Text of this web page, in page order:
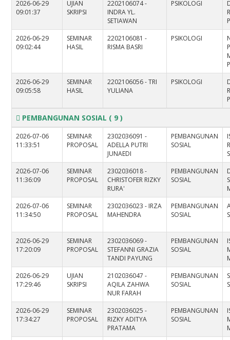
2026-06-29
09:01:37
UJIAN
SKRIPSI
2202106074 -
INDRA YL.
SETIAWAN
PSIKOLOGI
2026-06-29
09:02:44
SEMINAR
HASIL
2202106081 -
RISMA BASRI
PSIKOLOGI
2026-06-29
09:05:58
SEMINAR
HASIL
2202106056 - TRI
YULIANA
PSIKOLOGI
PEMBANGUNAN SOSIAL ( 9 )
2026-07-06
11:33:51
SEMINAR
PROPOSAL
2302036091 -
ADELLA PUTRI
JUNAEDI
PEMBANGUNAN
SOSIAL
2026-07-06
11:36:09
SEMINAR
PROPOSAL
2302036018 -
CHRISTOFER RIZKY
RURA'
PEMBANGUNAN
SOSIAL
2026-07-06
11:34:50
SEMINAR
PROPOSAL
2302036023 - IRZA
MAHENDRA
PEMBANGUNAN
SOSIAL
2026-06-29
17:20:09
SEMINAR
PROPOSAL
2302036069 -
STEFANNI GRAZIA
TANDI PAYUNG
PEMBANGUNAN
SOSIAL
2026-06-29
17:29:46
UJIAN
SKRIPSI
2102036047 -
AQILA ZAHWA
NUR FARAH
PEMBANGUNAN
SOSIAL
2026-06-29
17:34:27
SEMINAR
PROPOSAL
2302036025 -
RIZKY ADITYA
PRATAMA
PEMBANGUNAN
SOSIAL